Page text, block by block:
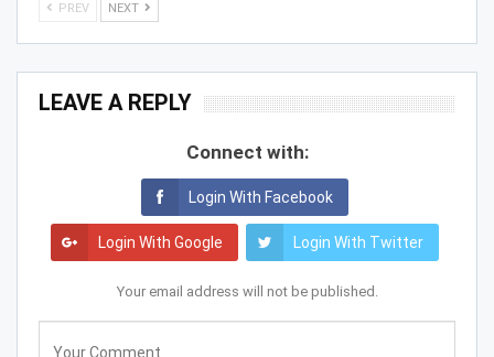
PREV NEXT
LEAVE A REPLY
Connect with:
Login With Facebook
Login With Google Login With Twitter
Your email address will not be published.